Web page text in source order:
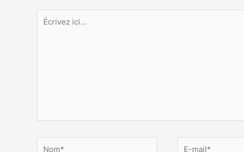
Écrivez
ici…